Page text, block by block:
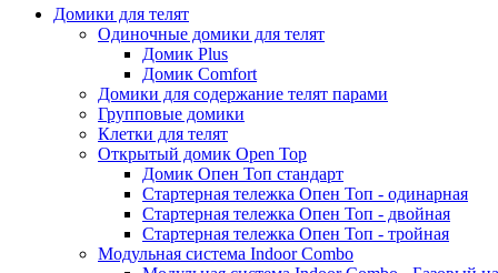
Домики для телят
Одиночные домики для телят
Домик Plus
Домик Comfort
Домики для содержание телят парами
Групповые домики
Клетки для телят
Открытый домик Open Top
Домик Опен Топ стандарт
Стартерная тележка Опен Топ - одинарная
Стартерная тележка Опен Топ - двойная
Стартерная тележка Опен Топ - тройная
Модульная система Indoor Combo